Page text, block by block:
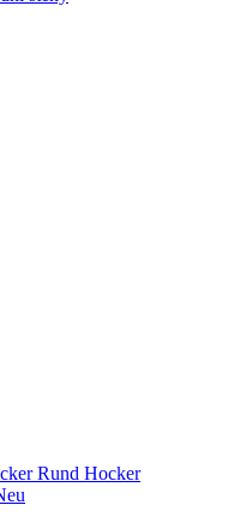
Rund Hocker